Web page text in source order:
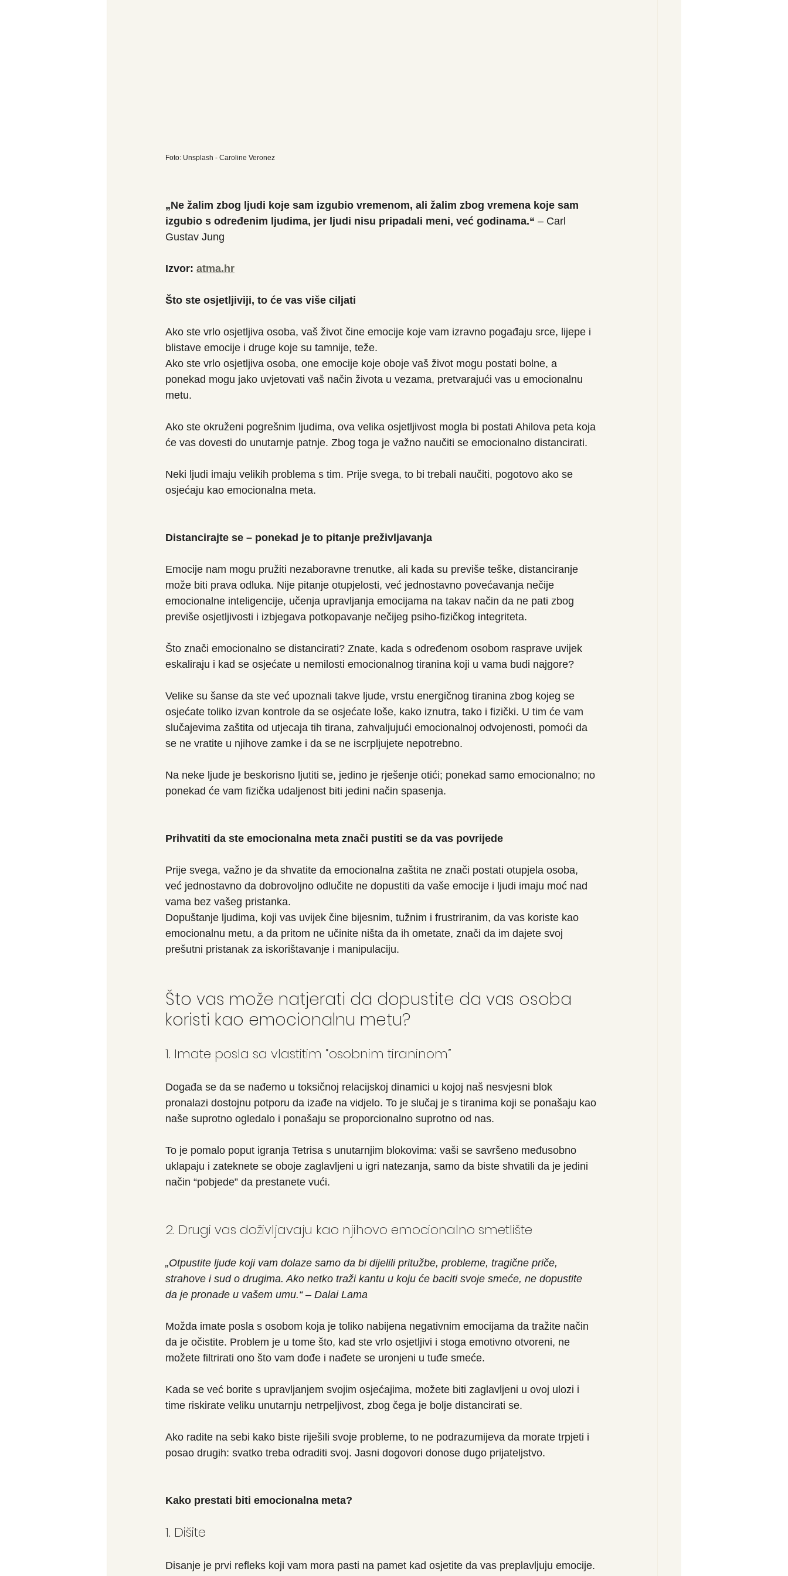
Foto: Unsplash - Caroline Veronez
„Ne žalim zbog ljudi koje sam izgubio vremenom, ali žalim zbog vremena koje sam
izgubio s određenim ljudima, jer ljudi nisu pripadali meni, već godinama.“ – Carl
Gustav Jung
Izvor: atma.hr
Što ste osjetljiviji, to će vas više ciljati
Ako ste vrlo osjetljiva osoba, vaš život čine emocije koje vam izravno pogađaju srce, lijepe i
blistave emocije i druge koje su tamnije, teže.
Ako ste vrlo osjetljiva osoba, one emocije koje oboje vaš život mogu postati bolne, a
ponekad mogu jako uvjetovati vaš način života u vezama, pretvarajući vas u emocionalnu
metu.
Ako ste okruženi pogrešnim ljudima, ova velika osjetljivost mogla bi postati Ahilova peta koja
će vas dovesti do unutarnje patnje. Zbog toga je važno naučiti se emocionalno distancirati.
Neki ljudi imaju velikih problema s tim. Prije svega, to bi trebali naučiti, pogotovo ako se
osjećaju kao emocionalna meta.
Distancirajte se – ponekad je to pitanje preživljavanja
Emocije nam mogu pružiti nezaboravne trenutke, ali kada su previše teške, distanciranje
može biti prava odluka. Nije pitanje otupjelosti, već jednostavno povećavanja nečije
emocionalne inteligencije, učenja upravljanja emocijama na takav način da ne pati zbog
previše osjetljivosti i izbjegava potkopavanje nečijeg psiho-fizičkog integriteta.
Što znači emocionalno se distancirati? Znate, kada s određenom osobom rasprave uvijek
eskaliraju i kad se osjećate u nemilosti emocionalnog tiranina koji u vama budi najgore?
Velike su šanse da ste već upoznali takve ljude, vrstu energičnog tiranina zbog kojeg se
osjećate toliko izvan kontrole da se osjećate loše, kako iznutra, tako i fizički. U tim će vam
slučajevima zaštita od utjecaja tih tirana, zahvaljujući emocionalnoj odvojenosti, pomoći da
se ne vratite u njihove zamke i da se ne iscrpljujete nepotrebno.
Na neke ljude je beskorisno ljutiti se, jedino je rješenje otići; ponekad samo emocionalno; no
ponekad će vam fizička udaljenost biti jedini način spasenja.
Prihvatiti da ste emocionalna meta znači pustiti se da vas povrijede
Prije svega, važno je da shvatite da emocionalna zaštita ne znači postati otupjela osoba,
već jednostavno da dobrovoljno odlučite ne dopustiti da vaše emocije i ljudi imaju moć nad
vama bez vašeg pristanka.
Dopuštanje ljudima, koji vas uvijek čine bijesnim, tužnim i frustriranim, da vas koriste kao
emocionalnu metu, a da pritom ne učinite ništa da ih ometate, znači da im dajete svoj
prešutni pristanak za iskorištavanje i manipulaciju.
Što vas može natjerati da dopustite da vas osoba
koristi kao emocionalnu metu?
1. Imate posla sa vlastitim “osobnim tiraninom”
Događa se da se nađemo u toksičnoj relacijskoj dinamici u kojoj naš nesvjesni blok
pronalazi dostojnu potporu da izađe na vidjelo. To je slučaj je s tiranima koji se ponašaju kao
naše suprotno ogledalo i ponašaju se proporcionalno suprotno od nas.
To je pomalo poput igranja Tetrisa s unutarnjim blokovima: vaši se savršeno međusobno
uklapaju i zateknete se oboje zaglavljeni u igri natezanja, samo da biste shvatili da je jedini
način “pobjede” da prestanete vući.
2. Drugi vas doživljavaju kao njihovo emocionalno smetlište
„Otpustite ljude koji vam dolaze samo da bi dijelili pritužbe, probleme, tragične priče,
strahove i sud o drugima. Ako netko traži kantu u koju će baciti svoje smeće, ne dopustite
da je pronađe u vašem umu.“ – Dalai Lama
Možda imate posla s osobom koja je toliko nabijena negativnim emocijama da tražite način
da je očistite. Problem je u tome što, kad ste vrlo osjetljivi i stoga emotivno otvoreni, ne
možete filtrirati ono što vam dođe i nađete se uronjeni u tuđe smeće.
Kada se već borite s upravljanjem svojim osjećajima, možete biti zaglavljeni u ovoj ulozi i
time riskirate veliku unutarnju netrpeljivost, zbog čega je bolje distancirati se.
Ako radite na sebi kako biste riješili svoje probleme, to ne podrazumijeva da morate trpjeti i
posao drugih: svatko treba odraditi svoj. Jasni dogovori donose dugo prijateljstvo.
Kako prestati biti emocionalna meta?
1. Dišite
Disanje je prvi refleks koji vam mora pasti na pamet kad osjetite da vas preplavljuju emocije.